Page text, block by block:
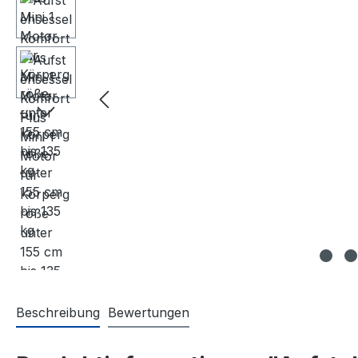
Beschreibung Bewertungen